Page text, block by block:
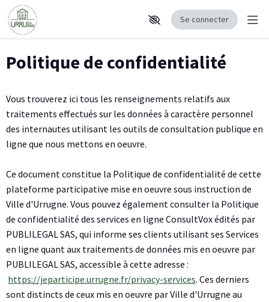
Se connecter
Politique de confidentialité
Vous trouverez ici tous les renseignements relatifs aux
traitements effectués sur les données à caractère personnel
des internautes utilisant les outils de consultation publique en
ligne que nous mettons en oeuvre.
Ce document constitue la Politique de confidentialité de cette
plateforme participative mise en oeuvre sous instruction de
Ville d'Urrugne. Vous pouvez également consulter la Politique
de confidentialité des services en ligne ConsultVox édités par
PUBLILEGAL SAS, qui informe ses clients utilisant ses Services
en ligne quant aux traitements de données mis en oeuvre par
PUBLILEGAL SAS, accessible à cette adresse :
https://jeparticipe.urrugne.fr/privacy-services. Ces derniers
sont distincts de ceux mis en oeuvre par Ville d'Urrugne au